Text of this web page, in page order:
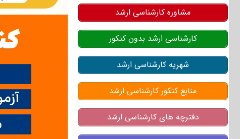
مشاوره کارشناسی ارشد
کارشناسی ارشد بدون کنکور
شهریه کارشناسی ارشد
منابع کنکور کارشناسی ارشد
دفترچه های کارشناسی ارشد